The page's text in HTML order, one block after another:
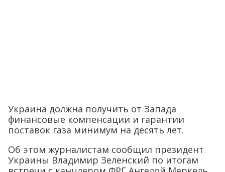
Украина должна получить от Запада
финансовые компенсации и гарантии
поставок газа минимум на десять лет.
Об этом журналистам сообщил президент
Украины Владимир Зеленский по итогам